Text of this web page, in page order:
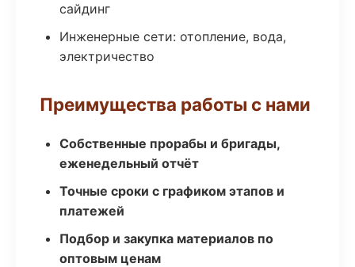
сайдинг
Инженерные сети: отопление, вода,
электричество
Преимущества работы с нами
Собственные прорабы и бригады,
еженедельный отчёт
Точные сроки с графиком этапов и
платежей
Подбор и закупка материалов по
оптовым ценам